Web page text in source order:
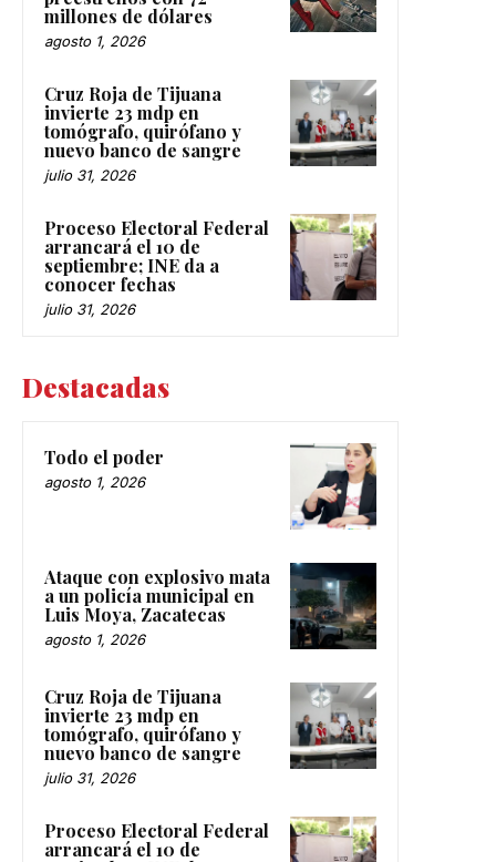
millones de dólares
agosto 1, 2026
Cruz Roja de Tijuana
invierte 23 mdp en
tomógrafo, quirófano y
nuevo banco de sangre
julio 31, 2026
Proceso Electoral Federal
arrancará el 10 de
septiembre; INE da a
conocer fechas
julio 31, 2026
Destacadas
Todo el poder
agosto 1, 2026
Ataque con explosivo mata
a un policía municipal en
Luis Moya, Zacatecas
agosto 1, 2026
Cruz Roja de Tijuana
invierte 23 mdp en
tomógrafo, quirófano y
nuevo banco de sangre
julio 31, 2026
Proceso Electoral Federal
arrancará el 10 de